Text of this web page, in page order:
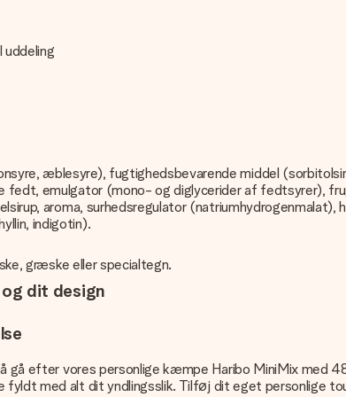
uddeling
æblesyre), fugtighedsbevarende middel
emulgator (mono- og diglycerider af fedtsyrer),
aroma, surhedsregulator
indigotin).
græske eller specialtegn.
og dit design
gå efter vores personlige kæmpe Haribo MiniMix med
med alt dit yndlingsslik. Tilføj dit eget personlige